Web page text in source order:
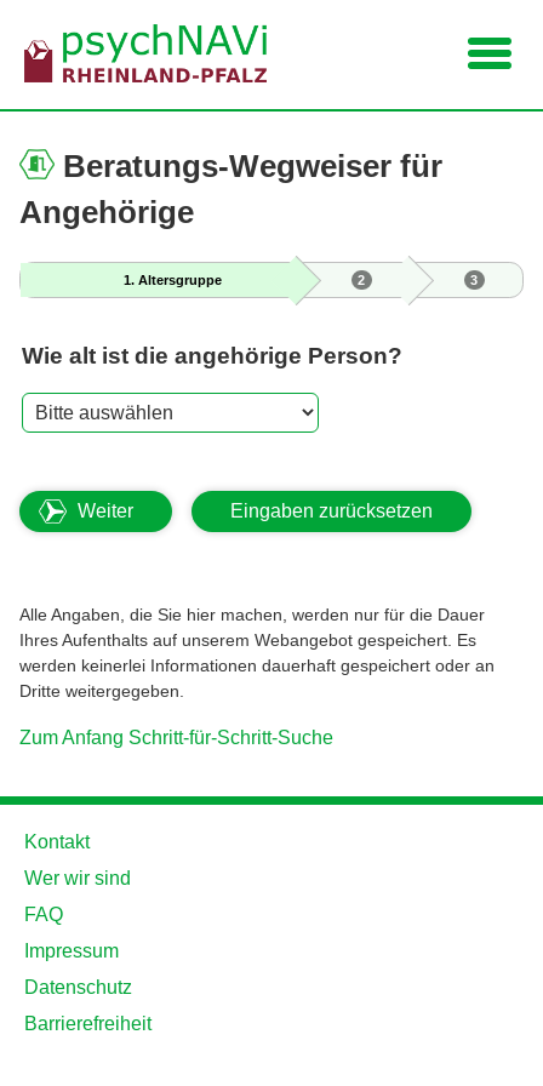
Navigation
Beratungs-Wegweiser für
Angehörige
1. Altersgruppe
Wie alt ist die angehörige Person?
Alle Angaben, die Sie hier machen, werden nur für die Dauer
Ihres Aufenthalts auf unserem Webangebot gespeichert. Es
werden keinerlei Informationen dauerhaft gespeichert oder an
Dritte weitergegeben.
Zum Anfang Schritt-für-Schritt-Suche
Kontakt
Wer wir sind
FAQ
Impressum
Datenschutz
Barrierefreiheit